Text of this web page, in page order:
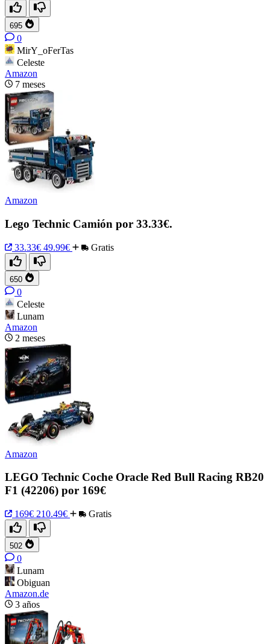
695
0
MirY_oFerTas
Celeste
Amazon
7 meses
Amazon
Lego Technic Camión por 33.33€.
33.33€ 49.99€ Gratis
650
0
Celeste
Lunam
Amazon
2 meses
Amazon
LEGO Technic Coche Oracle Red Bull Racing RB20
F1 (42206) por 169€
169€ 210.49€ Gratis
502
0
Lunam
Obiguan
Amazon.de
3 años